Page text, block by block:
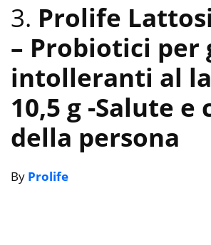
3. Prolife
– Probiotici per
intolleranti al
10,5 g -Salute e
della persona
By Prolife